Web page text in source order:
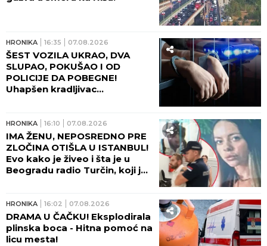
ME SIN!" Potresni detalji
ubistva doktorke na Novom
Beogradu: "Čula se vika, a
onda JEZIVA TIŠINA!" (FOTO,
VIDEO)
HRONIKA 20:00 07.08.2026
UMRLA SA SINOM! Potresna
ispovest roditelja Nikole (24)
nastradalog u stravičnom
udesu na Umki, dve godine
čekaju pravdu! (FOTO)
HRONIKA 19:19 07.08.2026
OSUMNJIČEN I ZA
ZLOSTAVLJANJE I MUČENJE!
Pao opasni kriminalac u
Beogradu - Pogledajte kako
ga je policija opkolila, nije